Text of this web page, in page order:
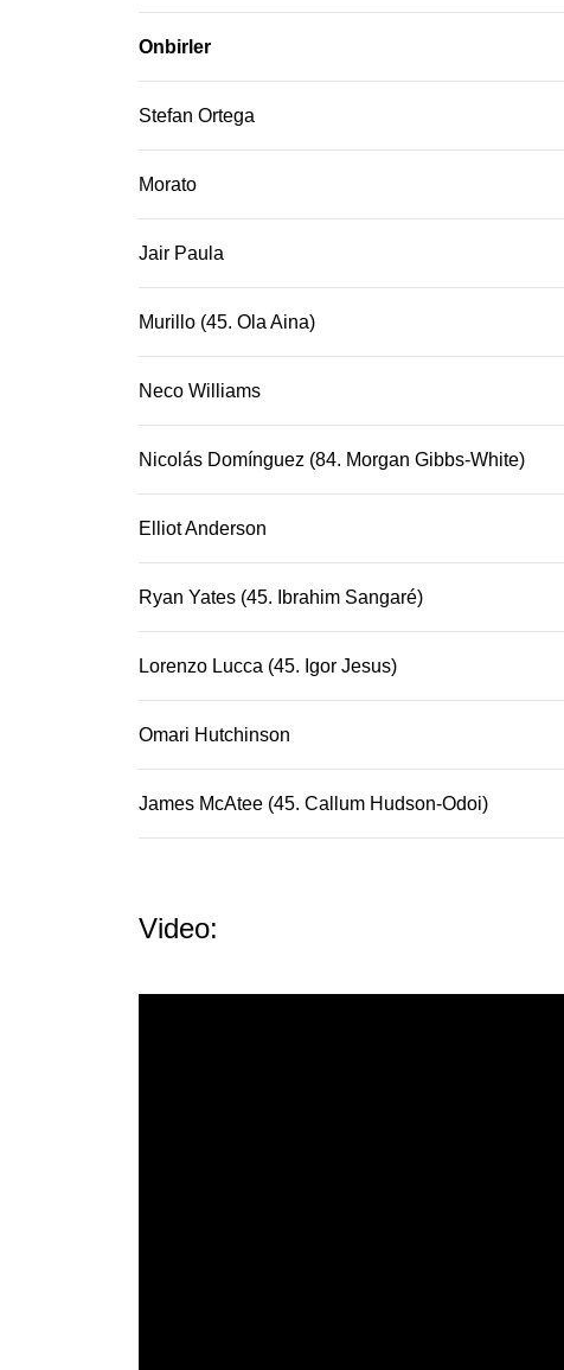
Onbirler
Stefan Ortega
Morato
Jair Paula
Murillo (45. Ola Aina)
Neco Williams
Nicolás Domínguez (84. Morgan Gibbs-White)
Elliot Anderson
Ryan Yates (45. Ibrahim Sangaré)
Lorenzo Lucca (45. Igor Jesus)
Omari Hutchinson
James McAtee (45. Callum Hudson-Odoi)
Video: